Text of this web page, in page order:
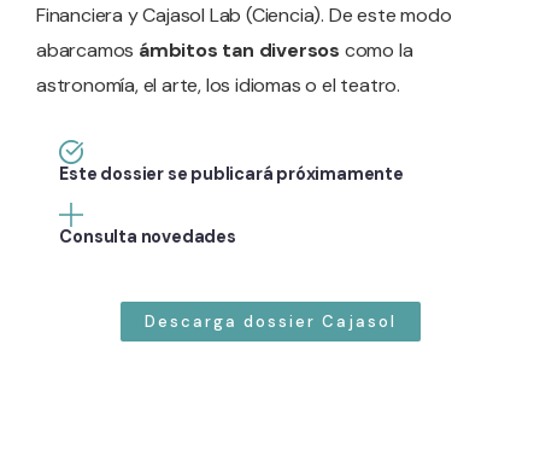
Financiera y Cajasol Lab (Ciencia). De este modo
abarcamos ámbitos tan diversos como la
astronomía, el arte, los idiomas o el teatro.
Este dossier se publicará próximamente
Consulta novedades
Descarga dossier Cajasol